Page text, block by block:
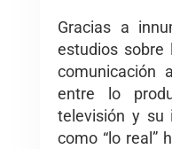
Gracias a
estudios sobre
comunicación
entre lo
televisión y su
como “lo real”